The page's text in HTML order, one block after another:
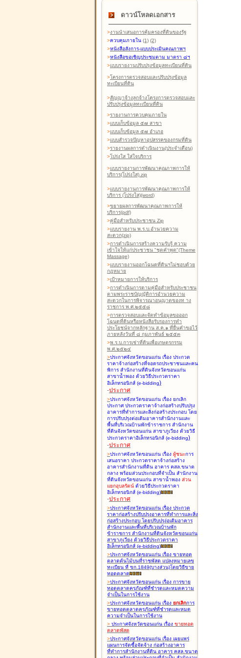
ดาวน์โหลดเอกสาร
>งานนำเสนอการคุ้มครองที่ดินของรัฐ
>ควบคุมภายใน (1) (2)
>หนังสือสังการ-แบบประเมินคุณภาพฯ
>หนังสือขอเชิญประชุมตาม มาตรา ๘ฯ
>แบบรายงานปรับปรุงข้อมูลทะเบียนที่ดิน
>โครงการตรวจสอบและปรับปรุงข้อมูล
ทะเบียนที่ดิน
>สัญญาจ้างลูกจ้างโครงการตรวจสอบและ
ปรับปรุงข้อมูลทะเบียนที่ดิน
>รายงานการควบคุมภายใน
>แบบเก็บข้อมูล ๕๗ สาขา
>แบบเก็บข้อมูล ๕๗ อำเภอ
>แบบสำรวจปัญหาอุปสรรคของกรมที่ดิน
>รายงานผลการดำเนินงาน(ประจำเดือน)
>โปร่งใส ใส่ใจบริการ
>แบบรายงานการพัฒนาคุณภาพการให้
บริการ(โปร่งใส).zip
>แบบรายงานการพัฒนาคุณภาพการให้
บริการ (โปร่งใส)(word)
>ขยายผลการพัฒนาคุณภาพการให้
บริการ(pdf)
>คู่มือสำหรับประชาชน Zip
>แบบรายงาน พ.ร.บ.อำนวยความ
สะดวก(zip)
>การดำเนินการสร้างความรับรู้ ความ
เข้าใจให้แก่ประชาชน "ชุดคำพูด"(Theme
Massage)
>แบบรายงานออกโฉนดที่ดินฯไม่ชอบด้วย
กฎหมาย
>เป้าหมายการให้บริการ
>การดำเนินการตามคู่มือสำหรับประชาชน
ตามพระราชบัญญัติการอำนวยความ
สะดวกในการพิจารณาอนุญาตของท าง
ราชการ พ.ศ.๒๕๕๘
>การตรวจสอบและจัดทำข้อมูลขอออก
โฉนดที่ดินหรือหนังสือรับรองการทำ
ประโยชน์จากหลักฐาน ส.ค.๑ ที่ยื่นคำขอไว้
ภายหลังวันที่ ๘ กุมภาพันธ์ ๒๕๕๓
>พ.ร.บ.การเช่าที่ดินเพื่อเกษตรกรรม
พ.ศ.๒๕๒๔
>ประกาศจังหวัดขอนแก่น เรื่อง ประกวด
ราคาจ้างก่อสร้างที่จอดรถประชาชนและคน
พิการ สำนักงานที่ดินจังหวัดขอนแก่น
สาขาน้ำพอง ด้วยวิธีประกวดราคา
อิเล็กทรอนิกส์ (e-bidding)
-ประกาศ
>ประกาศจังหวัดขอนแก่น เรื่อง ยกเลิก
ประกาศ ประกวดราคาจ้างก่อสร้างปรับปรุง
อาคารที่ทำการและสิ่งก่อสร้างประกอบ โดย
การปรับปรุงต่อเติมอาคารสำนักงานและ
พื้นที่บริเวณบ้านพักข้าราชการ สำนักงาน
ที่ดินจังหวัดขอนแก่น สาขาภูเวียง ด้วยวิธี
ประกวดราคาอิเล็กทรอนิกส์ (e-bidding)
-ประกาศ
>ประกาศจังหวัดขอนแก่น เรื่อง ผู้ชนะการ
เสนอราคา ประกวดราคาจ้างก่อสร้าง
อาคารสำนักงานที่ดิน อาคาร คสล.ขนาด
กลาง พร้อมส่วนประกอบที่จำเป็น สำนักงาน
ที่ดินจังหวัดขอนแก่น สาขาน้ำพอง ส่วน
แยกอุบลรัตน์ ด้วยวิธีประกวดราคา
อิเล็กทรอนิกส์ (e-bidding)
-ประกาศ
>ประกาศจังหวัดขอนแก่น เรื่อง ประกวด
ราคาก่อสร้างปรับปรุงอาคารที่ทำการและสิ่ง
ก่อสร้างประกอบ โดยปรับปรุง่อเติมอาคาร
สำนักงานและพื้นที่บริเวณบ้านพัก
ข้าราชการ สำนักงานที่ดินจังหวัดขอนแก่น
สาขาภูเวียง ด้วยวิธีประกวดราคา
อิเล็กทรอนิกส์ (e-bidding)
>ประกาศจังหวัดขอนแก่น เรื่อง ขายทอด
ตลาดต้นไม้บนที่ราชพัสดุ แปลงหมายเลข
ทะเบียน ที่ ขก.1849(บางส่วน)โดยวิธีขาย
ทอดตลาด
>ประกาศจังหวัดขอนแก่น เรื่อง การขาย
ทอดตลาดครุภัณฑ์ที่ชำรุดและหมดความ
จำเป็นในการใช้งาน
>ประกาศจังหวัดขอนแก่น เรื่อง ยกเลิกการ
ขายทอดตลาดครุภัณฑ์ที่ชำรุดและหมด
ความจำเป็นในการใช้งาน
> ประกาศจังหวัดขอนแก่น เรื่อง ขายทอด
ตลาดพัสดุ
>ประกาศจังหวัดขอนแก่น เรื่อง เผยแพร่
แผนการจัดซื้อจัดจ้าง ก่อสร้างอาคาร
ที่ทำการสำนักงานที่ดิน อาคาร คสล.ขนาด